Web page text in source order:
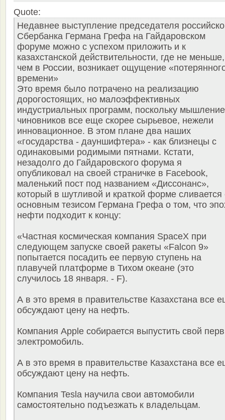
Quote:
Недавнее выступление председателя
Сбербанка Германа Грефа на Гайдаровском
форуме можно с успехом приложить и к
казахстанской действительности, где не меньше,
чем в России, возникает ощущение
времени»
Это время было потрачено на реализацию
дорогостоящих, но малоэффективных
индустриальных программ, поскольку мышление
чиновников все еще скорее сырьевое, нежели
инновационное. В этом плане два наших
«государства - дауншифтера» - как близнецы с
одинаковыми родимыми пятнами. Кстати,
незадолго до Гайдаровского форума я
опубликовал на своей страничке в Facebook,
маленький пост под названием «Диссонанс»,
который в шутливой и краткой форме сливается
основным тезисом Германа Грефа о том, что
нефти подходит к концу:
«Частная космическая компания SpaceX при
следующем запуске своей ракеты «Falcon 9»
попытается посадить ее первую ступень на
плавучей платформе в Тихом океане (это
случилось 18 января. - F).
А в это время в правительстве Казахстана все
обсуждают цену на нефть.
Компания Apple собирается выпустить свой
электромобиль.
А в это время в правительстве Казахстана все
обсуждают цену на нефть.
Компания Tesla научила свои автомобили
самостоятельно подъезжать к владельцам.